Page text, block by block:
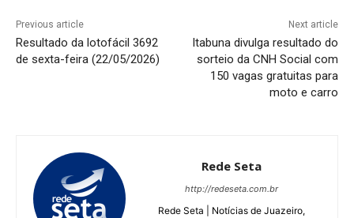
Previous article
Resultado da lotofácil 3692
de sexta-feira (22/05/2026)
Next article
Itabuna divulga resultado do
sorteio da CNH Social com
150 vagas gratuitas para
moto e carro
Rede Seta
http://redeseta.com.br
Rede Seta | Notícias de Juazeiro,